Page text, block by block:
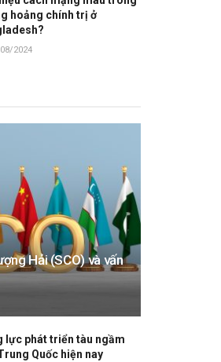
hoảng chính trị ở
2024
Hải (SCO) và vấn
lực phát triển tàu ngầm
Quốc hiện nay